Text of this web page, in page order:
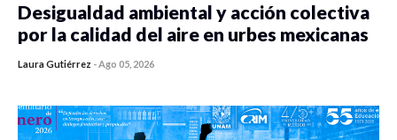
Desigualdad ambiental y acción colectiva
por la calidad del aire en urbes mexicanas
Laura Gutiérrez -Ago 05, 2026